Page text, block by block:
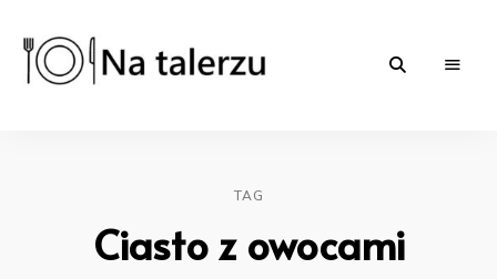
TAG
Ciasto z owocami